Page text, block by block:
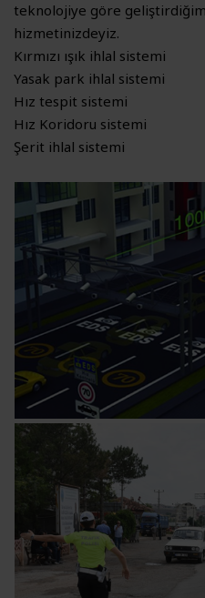
teknolojiye göre
hizmetinizdeyiz.
Kırmızı ışık ihlal sistemi
Yasak park ihlal sistemi
Hız tespit sistemi
Hız Koridoru sistemi
Şerit ihlal sistemi